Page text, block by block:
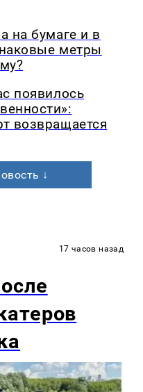
на бумаге и в
метры
появилось
возвращается
↓
17 часов назад